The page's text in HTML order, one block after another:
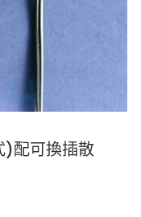
配可換插散